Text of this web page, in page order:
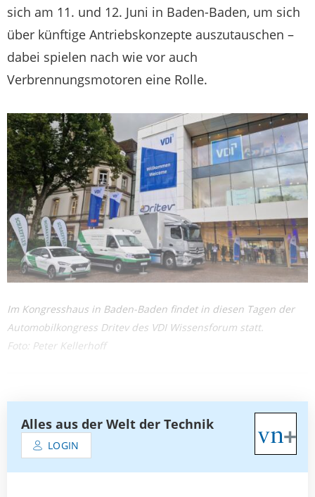
sich am 11. und 12. Juni in Baden-Baden, um sich
über künftige Antriebskonzepte auszutauschen –
dabei spielen nach wie vor auch
Verbrennungsmotoren eine Rolle.
Im Kongresshaus in Baden-Baden findet in diesen Tagen der
Automobilkongress Dritev des VDI Wissensforum statt.
Foto: Peter Kellerhoff
Alles aus der Welt der Technik
LOGIN